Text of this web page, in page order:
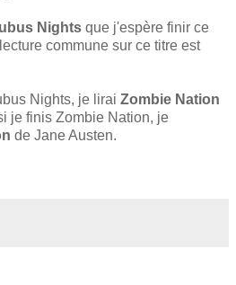
Nights que j'espère finir ce
commune sur ce titre est
Nights, je lirai Zombie Nation
je finis Zombie Nation, je
de Jane Austen.